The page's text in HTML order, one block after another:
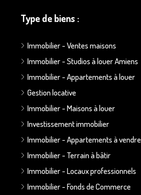
Type de biens :
Immobilier - Ventes maisons
Immobilier - Studios à louer Amiens
Immobilier - Appartements à louer
Gestion locative
Immobilier - Maisons à louer
Investissement immobilier
Immobilier - Appartements à vendre
Immobilier - Terrain à bâtir
Immobilier - Locaux professionnels
Immobilier - Fonds de Commerce